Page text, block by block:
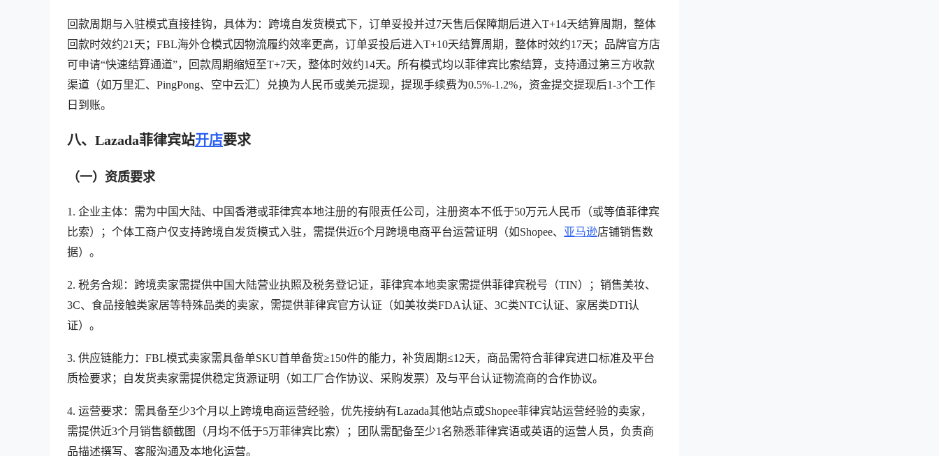
回款周期与入驻模式直接挂钩，具体为：跨境自发货模式下，订单妥投并过7天售后保障期后进入T+14天结算周期，整体
回款时效约21天；FBL海外仓模式因物流履约效率更高，订单妥投后进入T+10天结算周期，整体时效约17天；品牌官方店
可申请“快速结算通道”，回款周期缩短至T+7天，整体时效约14天。所有模式均以菲律宾比索结算，支持通过第三方收款
渠道（如万里汇、PingPong、空中云汇）兑换为人民币或美元提现，提现手续费为0.5%-1.2%，资金提交提现后1-3个工作
日到账。
八、Lazada菲律宾站开店要求
（一）资质要求
1. 企业主体：需为中国大陆、中国香港或菲律宾本地注册的有限责任公司，注册资本不低于50万元人民币（或等值菲律宾
比索）；个体工商户仅支持跨境自发货模式入驻，需提供近6个月跨境电商平台运营证明（如Shopee、 亚马逊店铺销售数
据）。
2. 税务合规：跨境卖家需提供中国大陆营业执照及税务登记证，菲律宾本地卖家需提供菲律宾税号（TIN）；销售美妆、
3C、食品接触类家居等特殊品类的卖家，需提供菲律宾官方认证（如美妆类FDA认证、3C类NTC认证、家居类DTI认
证）。
3. 供应链能力：FBL模式卖家需具备单SKU首单备货≥150件的能力，补货周期≤12天，商品需符合菲律宾进口标准及平台
质检要求；自发货卖家需提供稳定货源证明（如工厂合作协议、采购发票）及与平台认证物流商的合作协议。
4. 运营要求：需具备至少3个月以上跨境电商运营经验，优先接纳有Lazada其他站点或Shopee菲律宾站运营经验的卖家，
需提供近3个月销售额截图（月均不低于5万菲律宾比索）；团队需配备至少1名熟悉菲律宾语或英语的运营人员，负责商
品描述撰写、客服沟通及本地化运营。